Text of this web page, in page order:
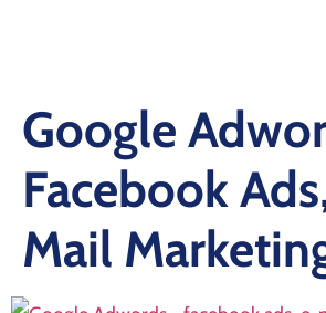
Google
Facebook
Mail